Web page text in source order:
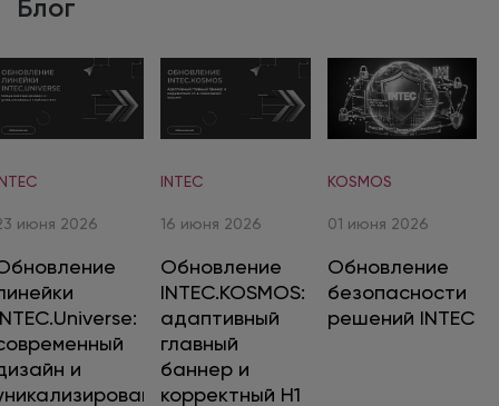
Блог
июня 2026
и
INTEC
16 июня 2026
Обновление
INTEC.KOSMOS:
адаптивный
главный
баннер и
корректный H1
KOSMOS
01 июня 2026
Обновление
безопасности
решений INTEC